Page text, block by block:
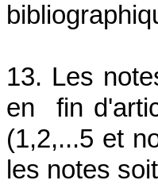
13. Les
en fin
(1,2,...5 et
les notes